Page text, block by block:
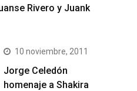
Rivero y Juank
10 noviembre, 2011
Jorge Celedón
homenaje a Shakira